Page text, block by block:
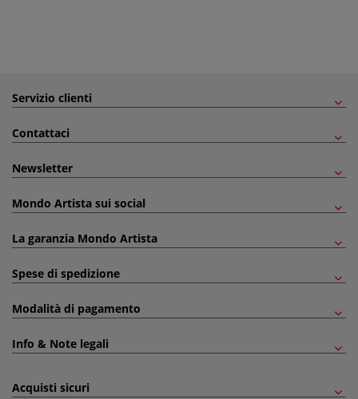
Servizio clienti
Contattaci
Newsletter
Mondo Artista sui social
La garanzia Mondo Artista
Spese di spedizione
Modalità di pagamento
Info & Note legali
Acquisti sicuri